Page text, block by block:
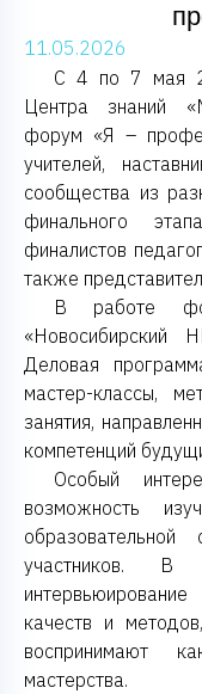
11.05.2026
С 4 по 7 мая
Центра знаний
форум «Я –
учителей,
сообщества из
финального
финалистов
также
В работе
«Новосибирский
Деловая
мастер-классы,
занятия,
компетенций
Особый
возможность
участников. В
качеств и
воспринимают
мастерства.